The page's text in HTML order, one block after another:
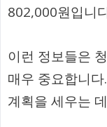
802,000원입니
이런 정보들은
매우 중요합니
계획을 세우는